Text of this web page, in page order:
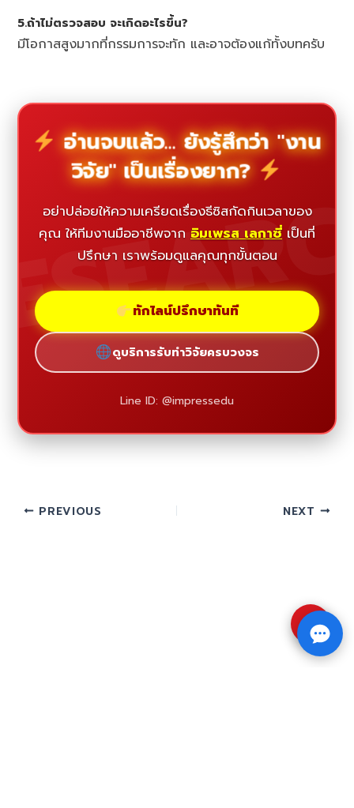
5.ถ้าไม่ตรวจสอบ จะเกิดอะไรขึ้น?
มีโอกาสสูงมากที่กรรมการจะทัก และอาจต้องแก้ทั้งบทครับ
อ่านจบแล้ว... ยังรู้สึกว่า "งาน
วิจัย" เป็นเรื่องยาก?
อย่าปล่อยให้ความเครียดเรื่องธีซิสกัดกินเวลาของ
คุณ ให้ทีมงานมืออาชีพจาก อิมเพรส เลกาซี่ เป็นที่
ปรึกษา เราพร้อมดูแลคุณทุกขั้นตอน
ทักไลน์ปรึกษาทันที
ดูบริการรับทำวิจัยครบวงจร
Line ID: @impressedu
PREVIOUS NEXT
⇧